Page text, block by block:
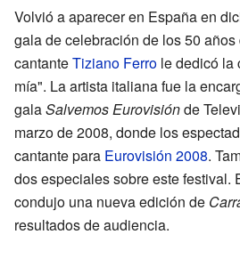
Volvió a aparecer en España en
gala de celebración de los 50
cantanteTiziano Ferro le dedicó la
mía". La artista italiana fue la
galaSalvemos Eurovisiónde
marzo de 2008, donde los
cantante para Eurovisión 2008.
dos especiales sobre este festival.
condujo una nueva edición de
resultados de audiencia.